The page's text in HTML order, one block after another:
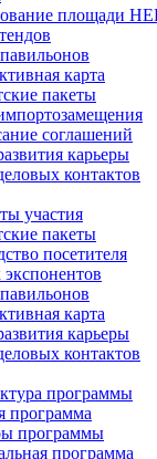
площади
карта
пакеты
соглашений
карьеры
контактов
участия
пакеты
посетителя
карта
карьеры
контактов
программы
программа
программы
программа